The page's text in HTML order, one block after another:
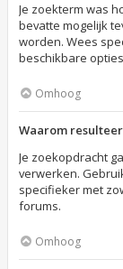
Je zoekterm was
bevatte mogelijk
worden. Wees
beschikbare
Omhoog
Waarom
Je zoekopdracht
verwerken.
specifieker met
forums.
Omhoog